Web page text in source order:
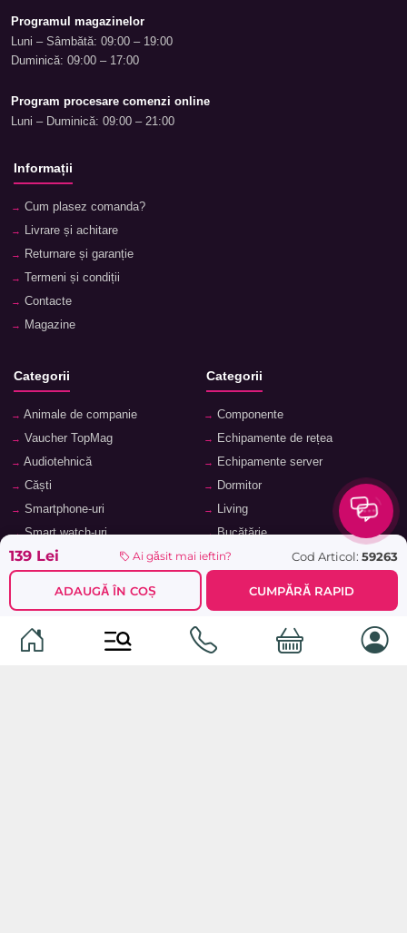
139 Lei Ai găsit mai ieftin? Cod Articol: 59263
ADAUGĂ ÎN COȘ CUMPĂRĂ RAPID
Programul magazinelor
Luni – Sâmbătă: 09:00 – 19:00
Duminică: 09:00 – 17:00
Program procesare comenzi online
Luni – Duminică: 09:00 – 21:00
Informații
Cum plasez comanda?
Livrare și achitare
Returnare și garanție
Termeni și condiții
Contacte
Magazine
Categorii
Animale de companie
Vaucher TopMag
Audiotehnică
Căști
Smartphone-uri
Smart watch-uri
Telefoane mobile
Periferice
Laptopuri și accesorii
Categorii
Componente
Echipamente de rețea
Echipamente server
Dormitor
Living
Bucătărie
Hol
Sisteme de depozitare, rafturi,
etajere